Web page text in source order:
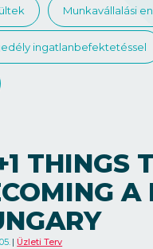
Munkavállalási
ingatlanbefektetéssel
THINGS
A
Üzleti Terv